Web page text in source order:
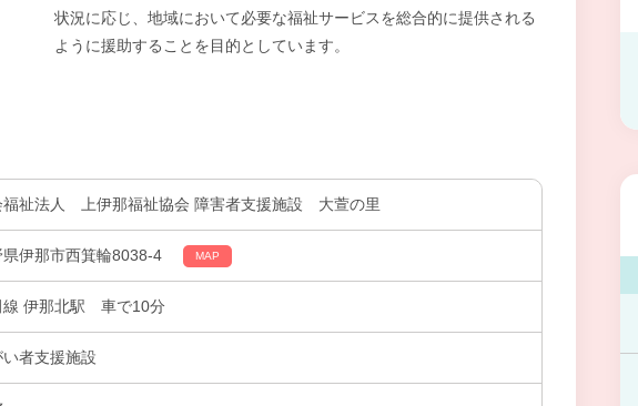
状況に応じ、地域において必要な福祉サービスを総合的に提供される
ように援助することを目的としています。
福祉法人 上伊那福祉協会 障害者支援施設 大萱の里
県伊那市西箕輪8038-4 MAP
線 伊那北駅 車で10分
い者支援施設